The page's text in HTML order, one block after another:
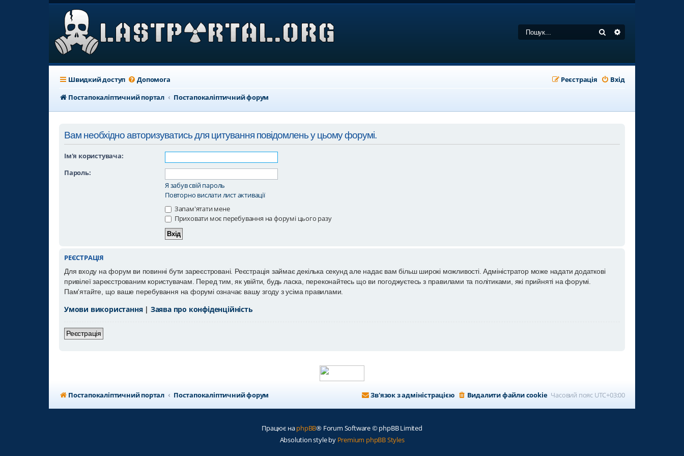
Пошук
Швидкий доступ Допомога Вхід
Реєстрація
Постапокаліптичний портал
Постапокаліптичний форум
Вам необхідно авторизуватись для цитування повідомлень у цьому форумі.
Ім'я користувача:
Пароль:
Я забув свій пароль
Повторно вислати лист активації
Запам'ятати мене
Приховати моє перебування на форумі цього разу
РЕЄСТРАЦІЯ
Для входу на форум ви повинні бути зареєстровані. Реєстрація займає декілька секунд але надає вам більш широкі можливості. Адміністратор може надати додаткові
привілеї зареєстрованим користувачам. Перед тим, як увійти, будь ласка, переконайтесь що ви погоджуєтесь з правилами та політиками, які прийняті на форумі.
Пам'ятайте, що ваше перебування на форумі означає вашу згоду з усіма правилами.
Умови використання| Заява про конфіденційність
Реєстрація
Постапокаліптичний портал Постапокаліптичний форум Часовий пояс UTC+03:00
Видалити файли cookie
Зв'язок з адміністрацією
Працює наphpBB® Forum Software © phpBB Limited
Absolution style by Premium phpBB Styles